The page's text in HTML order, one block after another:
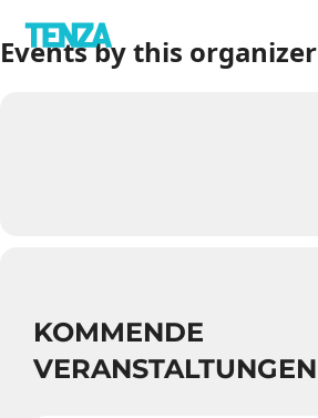
Events by this organizer
KOMMENDE
VERANSTALTUNGEN